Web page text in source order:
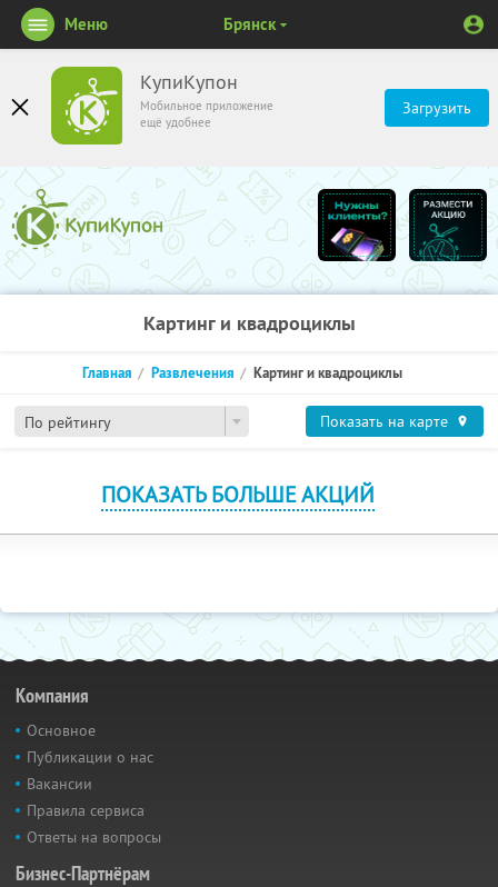
КупиКупон
Мобильное приложение
ещё удобнее
Загрузить
Меню Брянск
Картинг и квадроциклы
По рейтингу
Главная Развлечения Картинг и квадроциклы
Показать на карте
ПОКАЗАТЬ БОЛЬШЕ АКЦИЙ
Компания
Основное
Публикации о нас
Вакансии
Правила сервиса
Ответы на вопросы
Бизнес-Партнёрам